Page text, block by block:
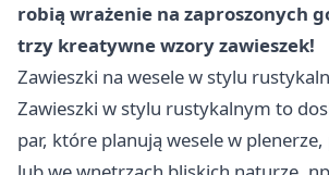
robią wrażenie na zaproszonych
trzy kreatywne wzory zawieszek!
Zawieszki na wesele w stylu
Zawieszki w stylu rustykalnym to
par, które planują wesele w